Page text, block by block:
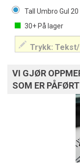
Tall Umbro Gul 20
30+ På lager
VI GJØR
SOM ER